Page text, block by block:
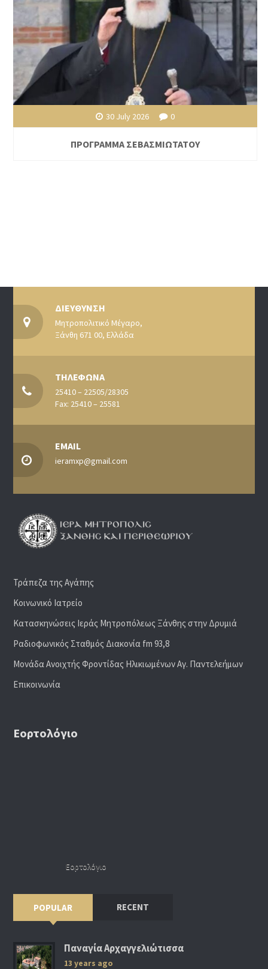
30 July 2026 0
ΠΡΟΓΡΑΜΜΑ ΣΕΒΑΣΜΙΩΤΑΤΟΥ
ΔΙΕΥΘΥΝΣΗ
Μητροπολιτικό Μέγαρο,
Ξάνθη 671 00, Ελλάδα
ΤΗΛΕΦΩΝΑ
25410 – 22505/28305
Fax: 25410 – 25581
EMAIL
ieramxp@gmail.com
Τράπεζα της Αγάπης
Κοινωνικό Ιατρείο
Κατασκηνώσεις Ιεράς Μητροπόλεως Ξάνθης στην Δρυμιά
Ραδιoφωνικός Σταθμός Διακονία fm 93,8
Μονάδα Ανοιχτής Φροντίδας Ηλικιωμένων Αγ. Παντελεήμων
Επικοινωνία
Εορτολόγιο
Εορτολόγιο
POPULAR RECENT
Παναγία Αρχαγγελιώτισσα
13 years ago